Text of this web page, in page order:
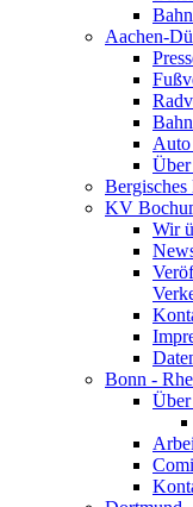
Aachen-
Bergisches
KV
Wir
Bonn -